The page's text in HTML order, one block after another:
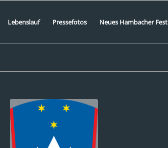
Lebenslauf Pressefotos Neues Hambacher Fest